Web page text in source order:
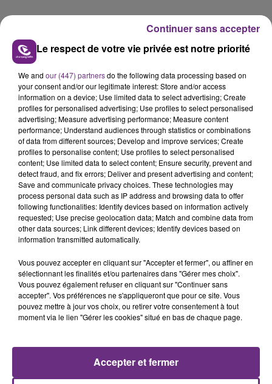
7 août 2026
LA CENTRALE NUCLÉAIRE DE CHOOZ
TOUJOURS À L'ARRÊT
Cela fait déjà une semaine que la centrale
nucléaire ardennaise est à l'arrêt. Une situation
justifiée par la sécheresse intense qui est toujours
présente.
7 août 2026
LE MAGASIN JOUÉCLUB DE REIMS FERME
rémois. Le magasin JouéClub est contraint de
Le respect de votre vie privée est notre priorité
We and our (447) partnersdo the following data processing based on
your consent and/or our legitimate interest: Store and/or access
information on a device; Use limited data to select advertising; Create
profiles for personalised advertising; Use profiles to select personalised
advertising; Measure advertising performance; Measure content
performance; Understand audiences through statistics or combinations
of data from different sources; Develop and improve services; Create
profiles to personalise content; Use profiles to select personalised
content; Use limited data to select content; Ensure security, prevent and
detect fraud, and fix errors; Deliver and present advertising and content;
Save and communicate privacy choices. These technologies may
process personal data such as IP address and browsing data to offer
following functionalities: Identify devices based on information actively
requested; Use precise geolocation data; Match and combine data from
other data sources; Link different devices; Identify devices based on
information transmitted automatically.
Vous pouvez accepter en cliquant sur "Accepter et fermer", ou affiner en
sélectionnant les finalités et/ou partenaires dans "Gérer mes choix".
Vous pouvez également refuser en cliquant sur "Continuer sans
accepter". Vos préférences ne s'appliqueront que pour ce site. Vous
pouvez mettre à jour vos choix, ou retirer votre consentement à tout
moment via le lien "Gérer les cookies" situé en bas de chaque page.
Accepter et fermer
Continuer sans accepter